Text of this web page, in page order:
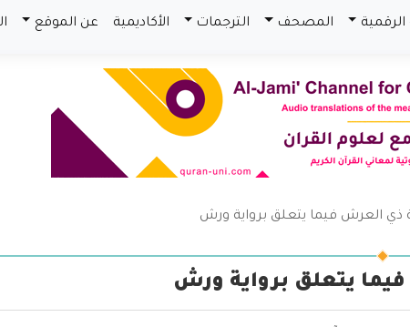
الرقمية المصحف الترجمات الأكاديمية عن الموقع
العرش فيما يتعلق برواية ورش
يتعلق برواية ورش